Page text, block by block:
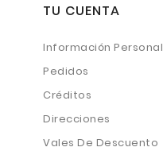
TU CUENTA
Información Personal
Pedidos
Créditos
Direcciones
Vales De Descuento